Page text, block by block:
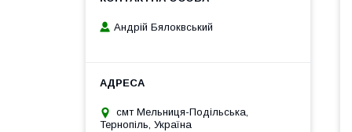
Андрій Бялоквський
смт Мельниця-Подільська,
Тернопіль, Україна